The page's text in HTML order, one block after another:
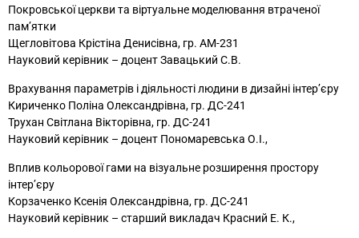
Покровської церкви та віртуальне моделювання втраченої
пам’ятки
Щегловітова Крістіна Денисівна, гр. АМ-231
Науковий керівник – доцент Завацький С.В.
Врахування параметрів і діяльності людини в дизайні інтер’єру
Кириченко Поліна Олександрівна, гр. ДС-241
Трухан Світлана Вікторівна, гр. ДС-241
Науковий керівник – доцент Пономаревська О.І.,
Вплив кольорової гами на візуальне розширення простору
інтер’єру
Корзаченко Ксенія Олександрівна, гр. ДС-241
Науковий керівник – старший викладач Красний Е. К.,